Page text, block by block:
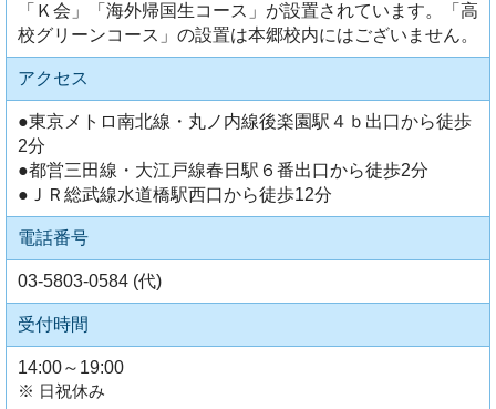
「Ｋ会」「海外帰国生コース」が設置されています。「高
校グリーンコース」の設置は本郷校内にはございません。
アクセス
●東京メトロ南北線・丸ノ内線後楽園駅４ｂ出口から徒歩
2分
●都営三田線・大江戸線春日駅６番出口から徒歩2分
●ＪＲ総武線水道橋駅西口から徒歩12分
電話番号
03-5803-0584 (代)
受付時間
14:00～19:00
※ 日祝休み